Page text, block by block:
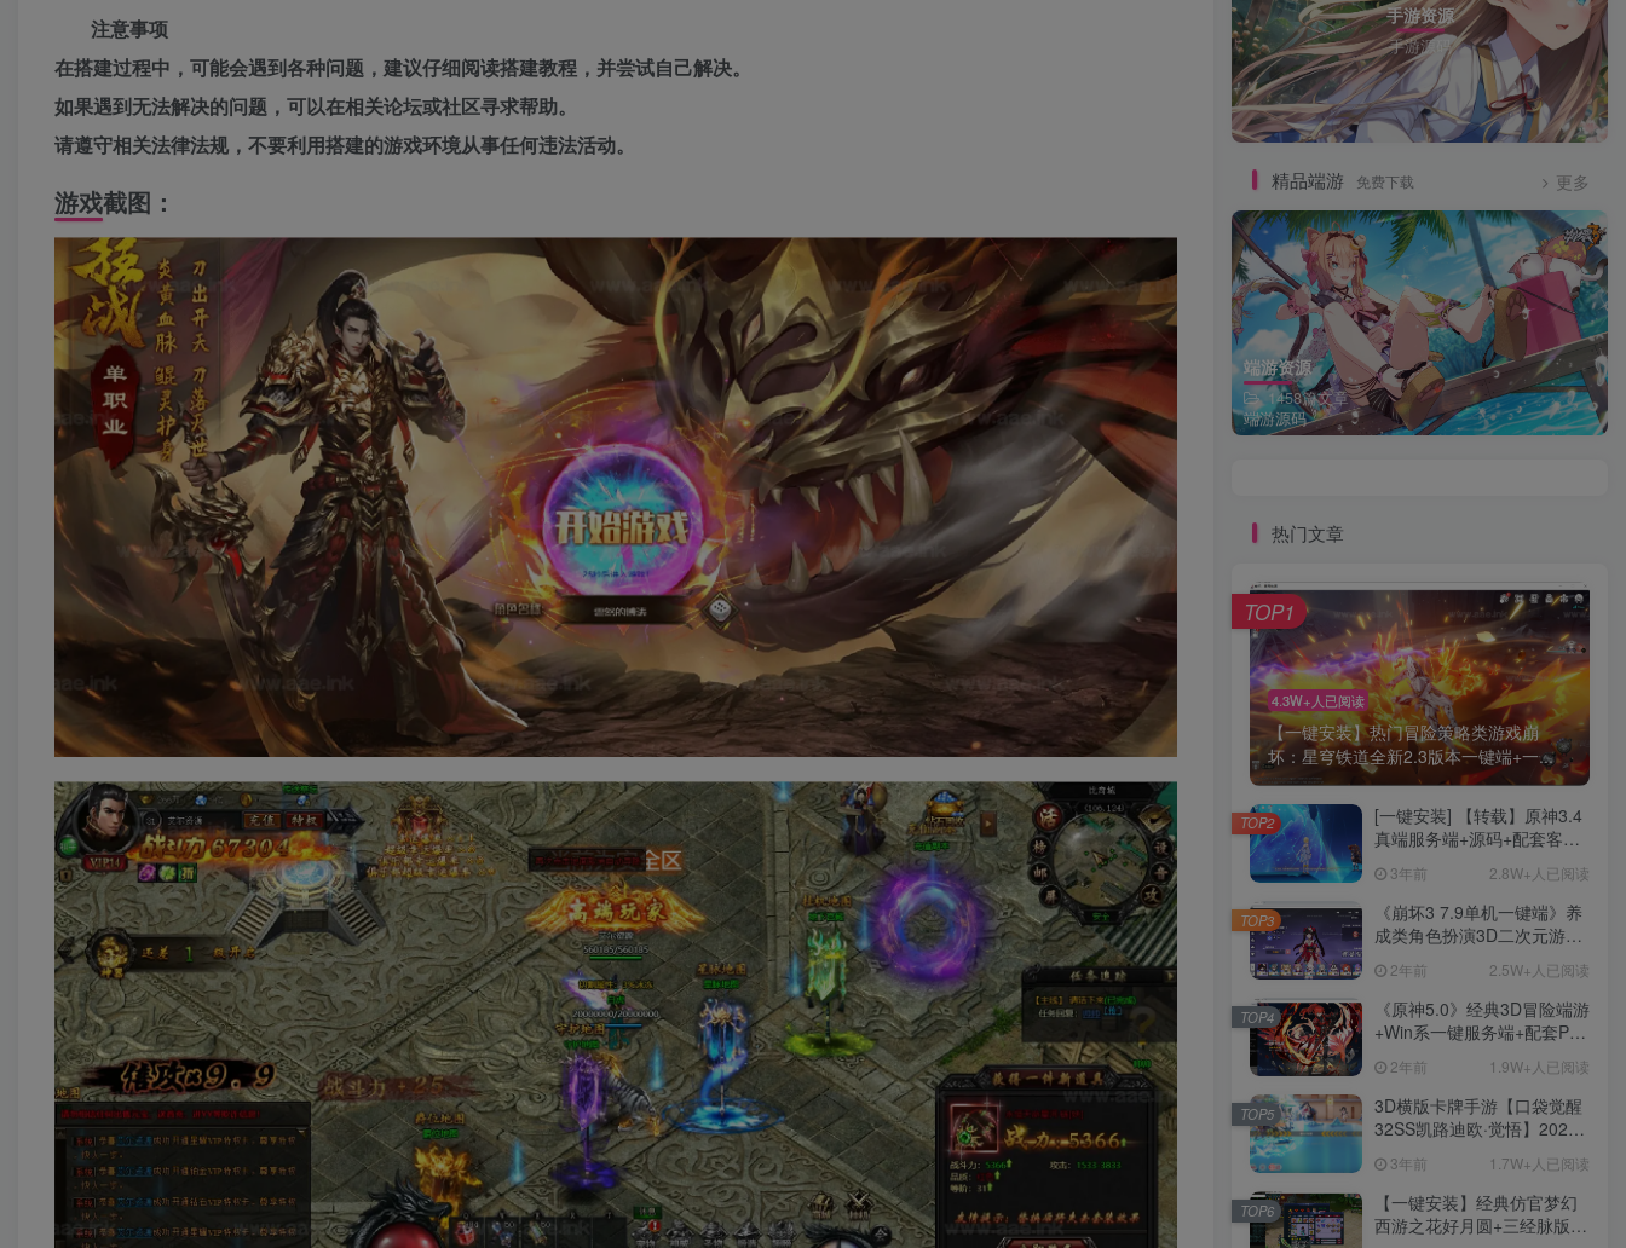
注意事项
在搭建过程中，可能会遇到各种问题，建议仔细阅读搭建教程，并尝试自己解决。
如果遇到无法解决的问题，可以在相关论坛或社区寻求帮助。
请遵守相关法律法规，不要利用搭建的游戏环境从事任何违法活动。
游戏截图：
手游资源
手游源码
精品端游 免费下载 更多
端游资源
1458篇文章
端游源码
热门文章
4.3W+人已阅读
【一键安装】热门冒险策略类游戏崩
坏：星穹铁道全新2.3版本一键端+一...
TOP1
[一键安装] 【转载】原神3.4
真端服务端+源码+配套客户
说明文件
3年前 2.8W+人已阅读
TOP2
《崩坏3 7.9单机一键端》养
成类角色扮演3D二次元游
用、无限资源、附带保姆级
安装教程
2年前 2.5W+人已阅读
TOP3
《原神5.0》经典3D冒险端游
+Win系一键服务端+配套PC
池文件
2年前 1.9W+人已阅读
TOP4
3D横版卡牌手游【口袋觉醒
32SS凯路迪欧·觉悟】2023
+支付对接+安卓苹果双端+运
营后台+GM授权后台+代理
后台
3年前 1.7W+人已阅读
TOP5
【一键安装】经典仿官梦幻
西游之花好月圆+三经脉版本
TOP6